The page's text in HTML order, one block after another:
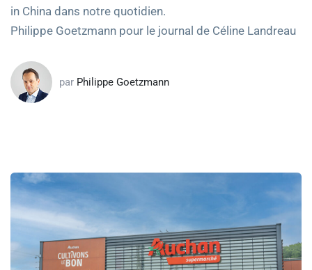
in China dans notre quotidien.
Philippe Goetzmann pour le journal de Céline Landreau
par Philippe Goetzmann